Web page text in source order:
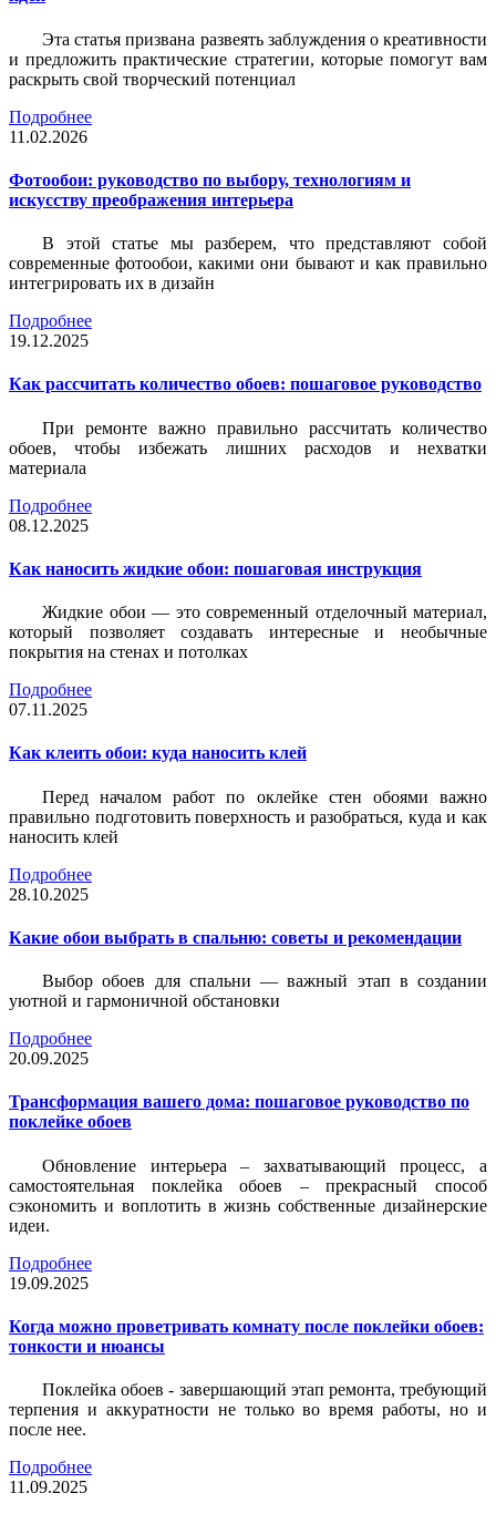
Эта статья призвана развеять заблуждения о креативности
и предложить практические стратегии, которые помогут вам
раскрыть свой творческий потенциал
Подробнее
11.02.2026
Фотообои: руководство по выбору, технологиям и
искусству преображения интерьера
В этой статье мы разберем, что представляют собой
современные фотообои, какими они бывают и как правильно
интегрировать их в дизайн
Подробнее
19.12.2025
Как рассчитать количество обоев: пошаговое руководство
При ремонте важно правильно рассчитать количество
обоев, чтобы избежать лишних расходов и нехватки
материала
Подробнее
08.12.2025
Как наносить жидкие обои: пошаговая инструкция
Жидкие обои — это современный отделочный материал,
который позволяет создавать интересные и необычные
покрытия на стенах и потолках
Подробнее
07.11.2025
Как клеить обои: куда наносить клей
Перед началом работ по оклейке стен обоями важно
правильно подготовить поверхность и разобраться, куда и как
наносить клей
Подробнее
28.10.2025
Какие обои выбрать в спальню: советы и рекомендации
Выбор обоев для спальни — важный этап в создании
уютной и гармоничной обстановки
Подробнее
20.09.2025
Трансформация вашего дома: пошаговое руководство по
поклейке обоев
Обновление интерьера – захватывающий процесс, а
самостоятельная поклейка обоев – прекрасный способ
сэкономить и воплотить в жизнь собственные дизайнерские
идеи.
Подробнее
19.09.2025
Когда можно проветривать комнату после поклейки обоев:
тонкости и нюансы
Поклейка обоев - завершающий этап ремонта, требующий
терпения и аккуратности не только во время работы, но и
после нее.
Подробнее
11.09.2025